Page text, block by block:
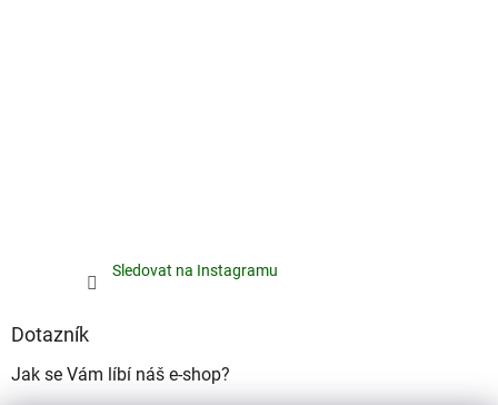
Sledovat na Instagramu
Dotazník
Jak se Vám líbí náš e-shop?